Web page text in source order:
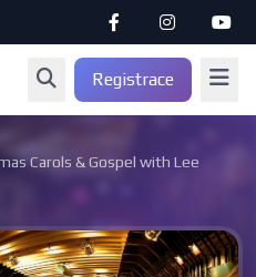
Registrace
Carols & Gospel with Lee